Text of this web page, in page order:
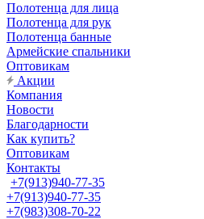
Полотенца для лица
Полотенца для рук
Полотенца банные
Армейские спальники
Оптовикам
Акции
Компания
Новости
Благодарности
Как купить?
Оптовикам
Контакты
+7(913)940-77-35
+7(913)940-77-35
+7(983)308-70-22